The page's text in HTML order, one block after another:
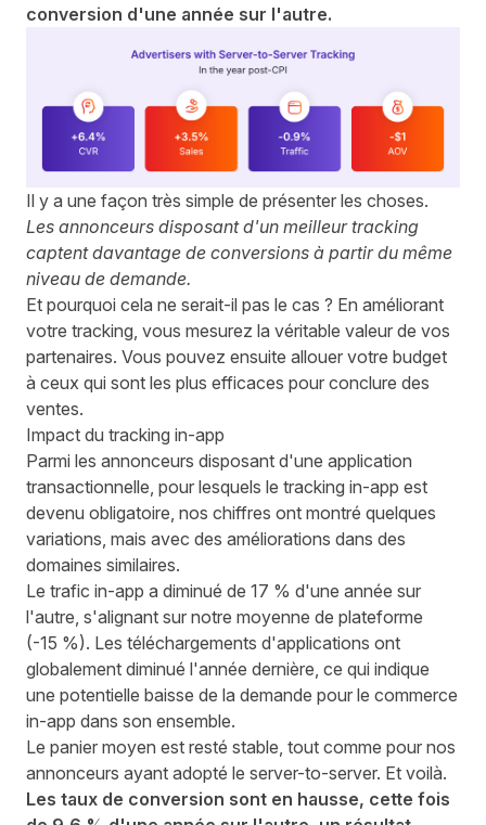
conversion d'une année sur l'autre.
Il y a une façon très simple de présenter les choses.
Les annonceurs disposant d'un meilleur tracking
captent davantage de conversions à partir du même
niveau de demande.
Et pourquoi cela ne serait-il pas le cas ? En améliorant
votre tracking, vous mesurez la véritable valeur de vos
partenaires. Vous pouvez ensuite allouer votre budget
à ceux qui sont les plus efficaces pour conclure des
ventes.
Impact du tracking in-app
Parmi les annonceurs disposant d'une application
transactionnelle, pour lesquels le tracking in-app est
devenu obligatoire, nos chiffres ont montré quelques
variations, mais avec des améliorations dans des
domaines similaires.
Le trafic in-app a diminué de 17 % d'une année sur
l'autre, s'alignant sur notre moyenne de plateforme
(-15 %). Les téléchargements d'applications ont
globalement diminué l'année dernière, ce qui indique
une potentielle baisse de la demande pour le commerce
in-app dans son ensemble.
Le panier moyen est resté stable, tout comme pour nos
annonceurs ayant adopté le server-to-server. Et voilà.
Les taux de conversion sont en hausse, cette fois